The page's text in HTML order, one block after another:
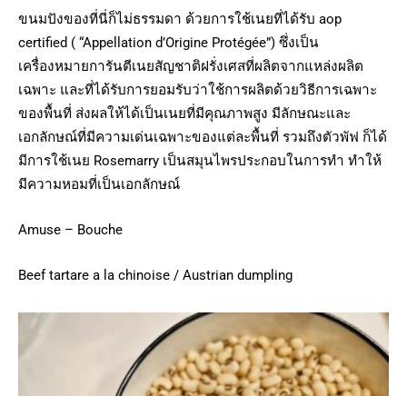
ขนมปังของที่นี่ก็ไม่ธรรมดา ด้วยการใช้เนยที่ได้รับ aop
certified ( “Appellation d’Origine Protégée”) ซึ่งเป็น
เครื่องหมายการันตีเนยสัญชาติฝรั่งเศสที่ผลิตจากแหล่งผลิต
เฉพาะ และที่ได้รับการยอมรับว่าใช้การผลิตด้วยวิธีการเฉพาะ
ของพื้นที่ ส่งผลให้ได้เป็นเนยที่มีคุณภาพสูง มีลักษณะและ
เอกลักษณ์ที่มีความเด่นเฉพาะของแต่ละพื้นที่ รวมถึงตัวพัฟ ก็ได้
มีการใช้เนย Rosemarry เป็นสมุนไพรประกอบในการทำ ทำให้
มีความหอมที่เป็นเอกลักษณ์
Amuse – Bouche
Beef tartare a la chinoise / Austrian dumpling